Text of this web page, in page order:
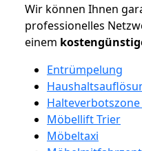
Wir können Ihnen
professionelles
einem
Entrümpelung
Möbellift Trier
Möbeltaxi